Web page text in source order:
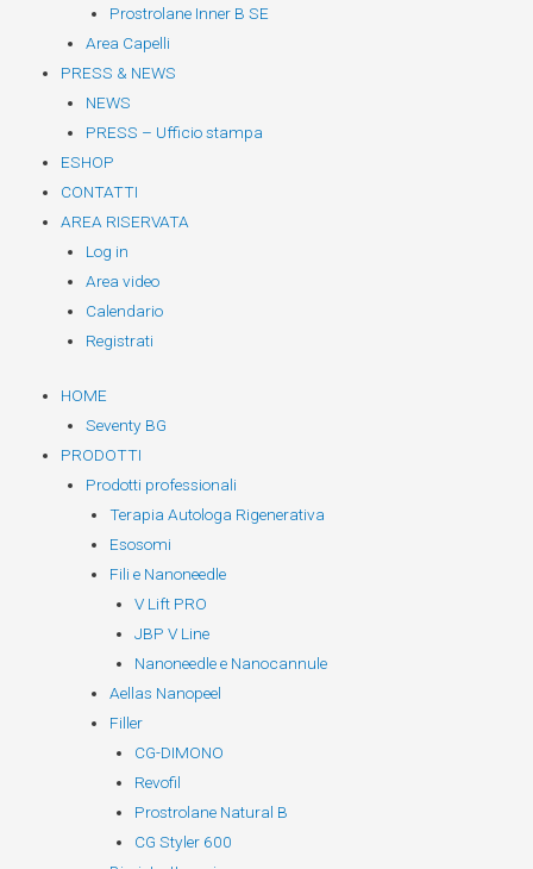
Prostrolane Inner B SE
Area Capelli
PRESS & NEWS
NEWS
PRESS – Ufficio stampa
ESHOP
CONTATTI
AREA RISERVATA
Log in
Area video
Calendario
Registrati
HOME
Seventy BG
PRODOTTI
Prodotti professionali
Terapia Autologa Rigenerativa
Esosomi
Fili e Nanoneedle
V Lift PRO
JBP V Line
Nanoneedle e Nanocannule
Aellas Nanopeel
Filler
CG-DIMONO
Revofil
Prostrolane Natural B
CG Styler 600